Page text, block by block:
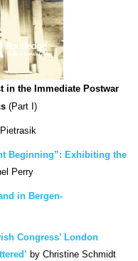
in the Immediate Postwar
(Part I)
Beginning”: Exhibiting the
Perry
in Bergen-
Congress’ London
by Christine Schmidt